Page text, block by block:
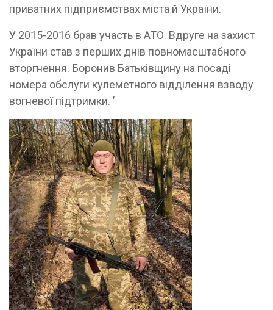
приватних підприємствах міста й України.
У 2015-2016 брав участь в АТО. Вдруге на захист
України став з перших днів повномасштабного
вторгнення. Боронив Батьківщину на посаді
номера обслуги кулеметного відділення взводу
вогневої підтримки. ʼ